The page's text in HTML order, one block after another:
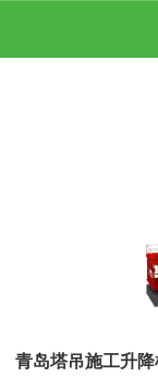
青岛塔吊施工升